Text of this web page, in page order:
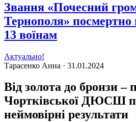
Звання «Почесний
Тернополя» посмертно
13 воїнам
Актуально!
Тарасенко Анна · 31.01.2024
Від золота до бронзи –
Чортківської ДЮСШ
неймовірні результати